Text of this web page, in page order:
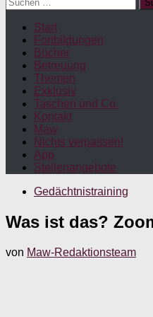
nach:
Start
Fortbildungen
Bücher
Betreuung
Themen
Exklusiv
Taschen und Co.
Kontakt
Maw
Nichts verpassen!
App
Stellenangebote
Gedächtnistraining
Was ist das?
von Maw-Redaktionsteam